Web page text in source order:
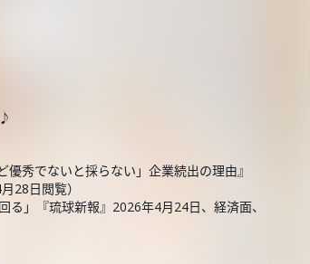
秀でないと採らない」企業続出の理由』
28日閲覧）
」『琉球新報』2026年4月24日、経済面、